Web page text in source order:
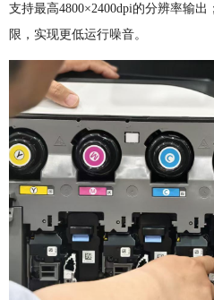
支持最高4800×2400dpi的分辨率输
限，实现更低运行噪音。